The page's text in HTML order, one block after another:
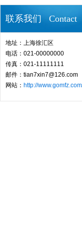
联系我们 Contact
地址：上海徐汇区
电话：021-00000000
传真：021-11111111
邮件：tian7xin7@126.com
网站： http://